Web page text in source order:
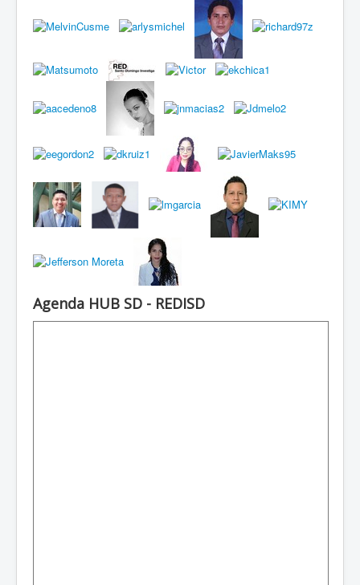
Agenda HUB SD - REDISD